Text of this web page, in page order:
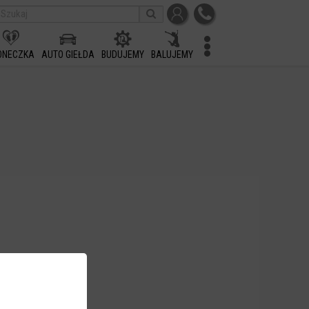
AUTO GIEŁDA BUDUJEMY BALUJEMY